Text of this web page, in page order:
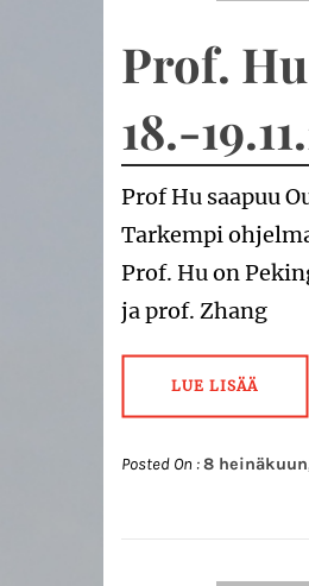
Prof.
18.-
Prof Hu saapuu
Tarkempi
Prof. Hu on
ja prof. Zhang
LUE LISÄÄ
Posted On :8